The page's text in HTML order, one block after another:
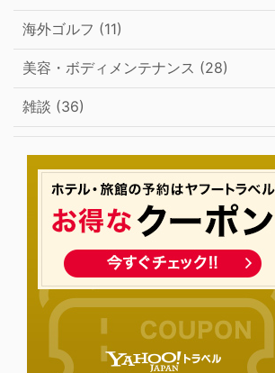
海外ゴルフ (11)
美容・ボディメンテナンス (28)
雑談 (36)